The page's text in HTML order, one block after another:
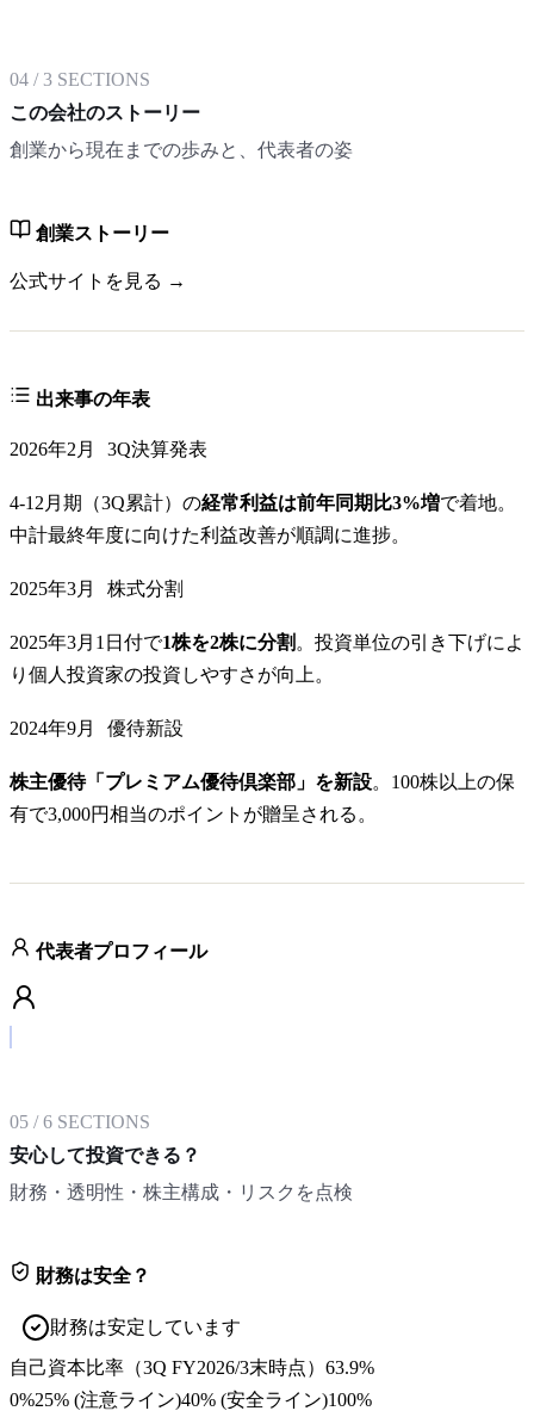
04 /3 SECTIONS
この会社のストーリー
創業から現在までの歩みと、代表者の姿
創業ストーリー
公式サイトを見る →
出来事の年表
2026年2月 3Q決算発表
4-12月期（3Q累計）の経常利益は前年同期比3%増で着地。
中計最終年度に向けた利益改善が順調に進捗。
2025年3月 株式分割
2025年3月1日付で1株を2株に分割 。投資単位の引き下げによ
り個人投資家の投資しやすさが向上。
2024年9月 優待新設
株主優待「プレミアム優待倶楽部」を新設。100株以上の保
有で3,000円相当のポイントが贈呈される。
代表者プロフィール
05 /6 SECTIONS
安心して投資できる？
財務・透明性・株主構成・リスクを点検
財務は安全？
財務は安定しています
自己資本比率 （3Q FY2026/3末時点） 63.9%
0%25% (注意ライン)40% (安全ライン)100%